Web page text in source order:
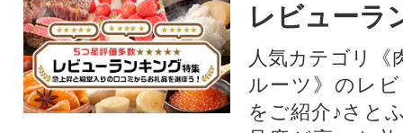
レビューラ
人気カテゴリ《
ルーツ》のレ
をご紹介♪さと